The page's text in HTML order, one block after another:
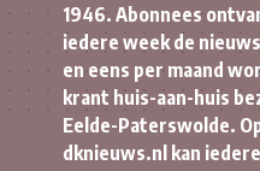
1946. Abonnees
iedere week de
en eens per maand
krant huis-aan-huis
Eelde-Paterswolde.
dknieuws.nl kan